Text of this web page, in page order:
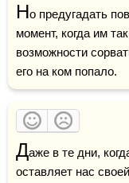
Но предугадать
момент, когда им
возможности
его на ком попало.
Даже в те дни,
оставляет нас